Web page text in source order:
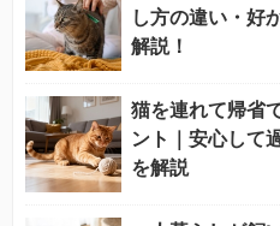
し方の違い・好
解説！
猫を連れて帰省
ント｜安心して
を解説